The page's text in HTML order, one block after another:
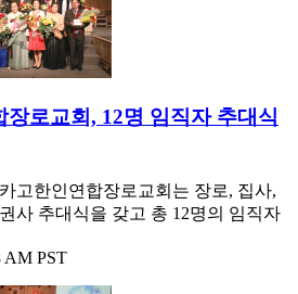
장로교회, 12명 임직자 추대식
고한인연합장로교회는 장로, 집사,
사 추대식을 갖고 총 12명의 임직자
AM PST